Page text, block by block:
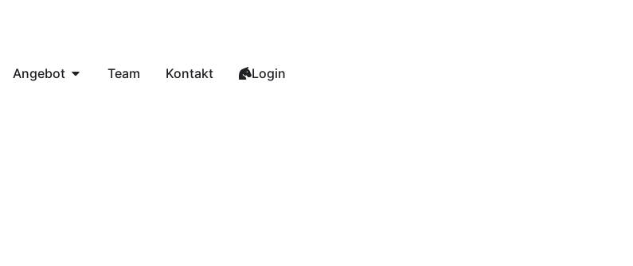
Angebot Team Kontakt Login